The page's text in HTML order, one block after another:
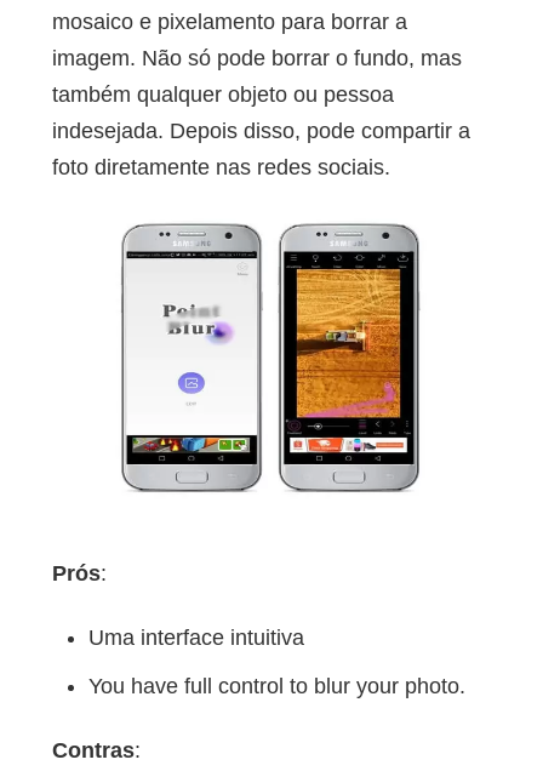
mosaico e pixelamento para borrar a
imagem. Não só pode borrar o fundo, mas
também qualquer objeto ou pessoa
indesejada. Depois disso, pode compartir a
foto diretamente nas redes sociais.
Prós:
Uma interface intuitiva
You have full control to blur your photo.
Contras: